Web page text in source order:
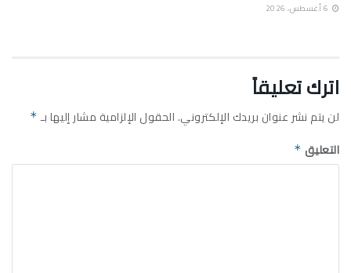
اترك تعليقاً
لن يتم نشر عنوان بريدك الإلكتروني.الحقول الإلزامية مشار إليها بـ *
التعليق *